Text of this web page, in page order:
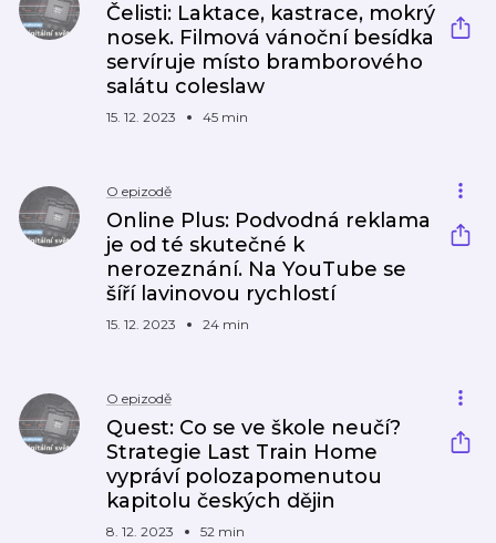
Čelisti: Laktace, kastrace, mokrý
nosek. Filmová vánoční besídka
servíruje místo bramborového
salátu coleslaw
15. 12. 2023 45 min
O epizodě
Online Plus: Podvodná reklama
je od té skutečné k
nerozeznání. Na YouTube se
šíří lavinovou rychlostí
15. 12. 2023 24 min
O epizodě
Quest: Co se ve škole neučí?
Strategie Last Train Home
vypráví polozapomenutou
kapitolu českých dějin
8. 12. 2023 52 min